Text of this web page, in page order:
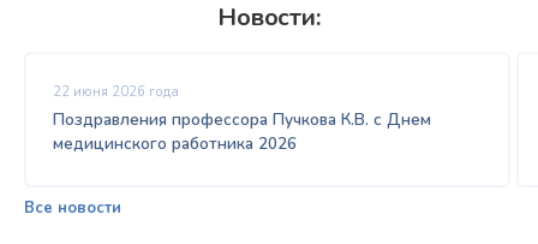
Новости:
22 июня 2026 года
Поздравления профессора Пучкова К.В. с Днем
медицинского работника 2026
Все новости